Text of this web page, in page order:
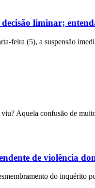
liminar;
feira (5), a suspensão
Aquela confusão de
de violência
do inquérito